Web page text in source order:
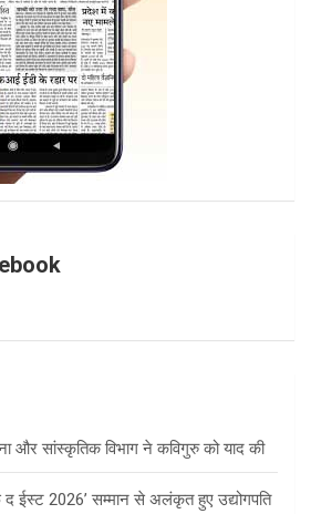
और सांस्कृतिक विभाग ने कविगुरु को याद की
द ईस्ट 2026’ सम्मान से अलंकृत हुए उद्योगपति